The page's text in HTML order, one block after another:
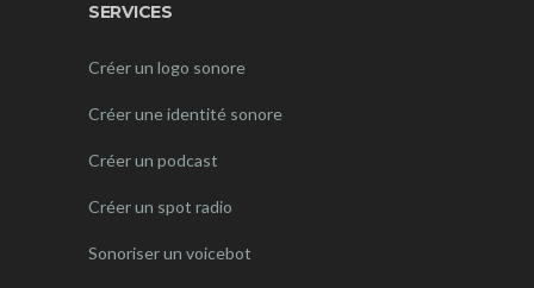
SERVICES
Créer un logo sonore
Créer une identité sonore
Créer un podcast
Créer un spot radio
Sonoriser un voicebot